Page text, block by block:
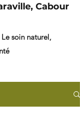
Cabour
soin naturel,